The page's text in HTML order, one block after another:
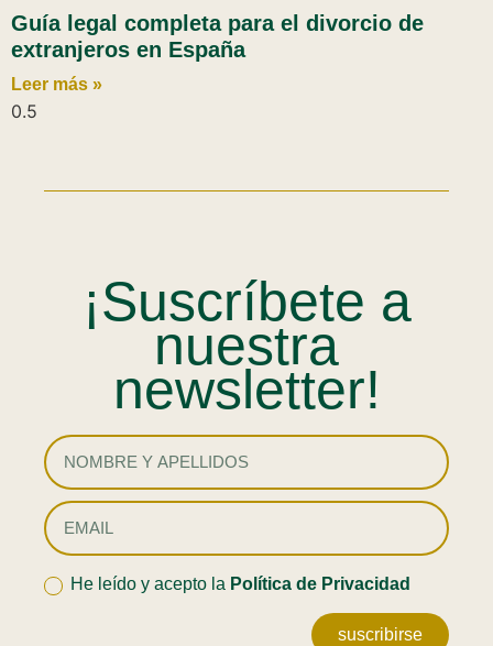
Guía legal completa para el divorcio de
extranjeros en España
Leer más »
¡Suscríbete a
nuestra
newsletter!
He leído y acepto la Política de Privacidad
suscribirse